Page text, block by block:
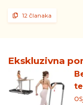
12 članaka
Ekskluzivna